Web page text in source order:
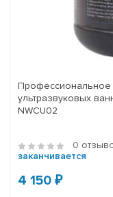
ультразвуковых
NWCU02
0
заканчивается
4 150 ₽